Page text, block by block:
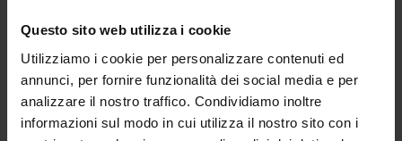
Questo sito web utilizza i cookie
Utilizziamo i cookie per personalizzare contenuti ed
annunci, per fornire funzionalità dei social media e per
analizzare il nostro traffico. Condividiamo inoltre
informazioni sul modo in cui utilizza il nostro sito con i
Confezionamento
1
Modalità d'uso
IDROPULITRICI: Far aspirare il prodotto tal quale o diluito fino